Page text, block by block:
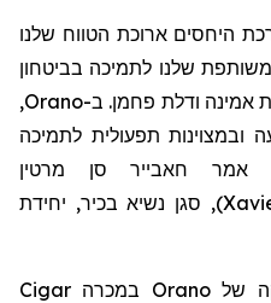
היחסים ארוכת הטווח שלנו
שלנו לתמיכה בביטחון
אמינה ודלת פחמן. ב-Orano
,
תפעולית לתמיכה
אמר חאבייר סן מרטין
), סגן נשיא בכיר, יחידת
שלOrano במכרה Cigar